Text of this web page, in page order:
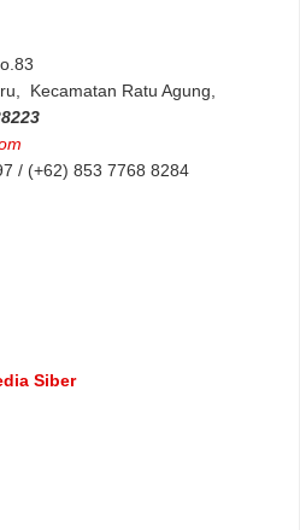
Kecamatan Ratu Agung,
/ (+62) 853 7768 8284
Siber